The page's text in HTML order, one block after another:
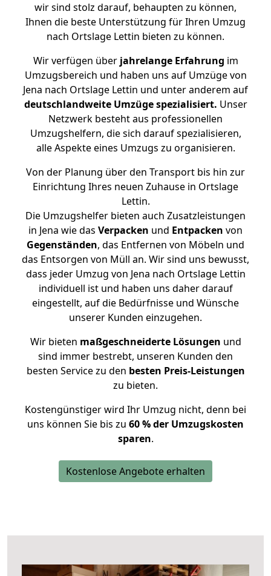
wir sind stolz darauf, behaupten zu können,
Ihnen die beste Unterstützung für Ihren Umzug
nach Ortslage Lettin bieten zu können.
Wir verfügen überjahrelange Erfahrung im
Umzugsbereich und haben uns auf Umzüge von
Jena nach Ortslage Lettin und unter anderem auf
deutschlandweite Umzüge spezialisiert. Unser
Netzwerk besteht aus professionellen
Umzugshelfern, die sich darauf spezialisieren,
alle Aspekte eines Umzugs zu organisieren.
Von der Planung über den Transport bis hin zur
Einrichtung Ihres neuen Zuhause in Ortslage
Lettin.
Die Umzugshelfer bieten auch Zusatzleistungen
in Jena wie das Verpacken und Entpacken von
Gegenständen, das Entfernen von Möbeln und
das Entsorgen von Müll an. Wir sind uns bewusst,
dass jeder Umzug von Jena nach Ortslage Lettin
individuell ist und haben uns daher darauf
eingestellt, auf die Bedürfnisse und Wünsche
unserer Kunden einzugehen.
Wir bieten maßgeschneiderte Lösungen und
sind immer bestrebt, unseren Kunden den
besten Service zu den besten Preis-Leistungen
zu bieten.
Kostengünstiger wird Ihr Umzug nicht, denn bei
uns können Sie bis zu 60 % der Umzugskosten
sparen.
Kostenlose Angebote erhalten